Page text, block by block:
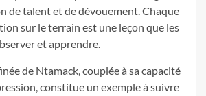
de talent et de dévouement. Chaque
sur le terrain est une leçon que les
et apprendre.
de Ntamack, couplée à sa capacité
constitue un exemple à suivre